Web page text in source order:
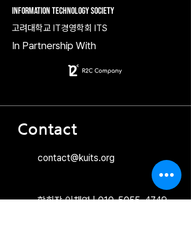
Information Technology Society
고려대학교 IT경영학회 ITS
In Partnership With
Contact
contact@kuits.org
학회장 이채연 |010-5055-4749